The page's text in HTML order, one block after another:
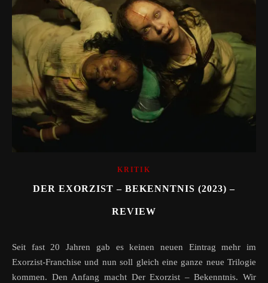
KRITIK
DER EXORZIST – BEKENNTNIS (2023) –
REVIEW
Seit fast 20 Jahren gab es keinen neuen Eintrag mehr im
Exorzist-Franchise und nun soll gleich eine ganze neue Trilogie
kommen. Den Anfang macht Der Exorzist – Bekenntnis. Wir